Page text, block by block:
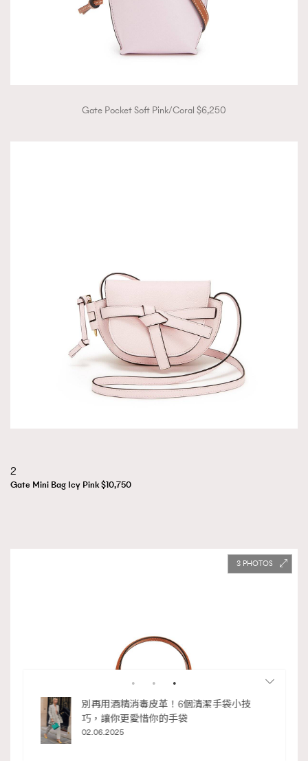
Gate Pocket Soft Pink/Coral $6,250
2
Gate Mini Bag Icy Pink $10,750
3
人生如迷宮，如何走好每一步？Chubb安
達人壽 x 泰國藝術家Wit《生命軌跡 Life
Chapters》登陸2026年巴塞爾藝術展香港
展會
27.03.2026